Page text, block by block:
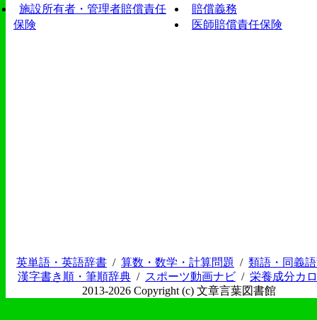
施設所有者・管理者賠償責任
保険
賠償義務
医師賠償責任保険
英単語・英語辞書 / 算数・数学・計算問題 / 類語・同義
漢字書き順・筆順辞典 / スポーツ動画ナビ / 栄養成分カ
2013-2026 Copyright (c) 文章言葉図書館